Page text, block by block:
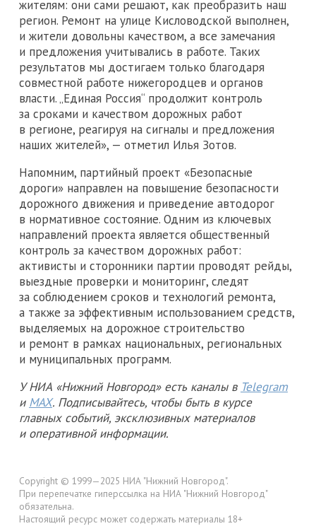
жителям: они сами решают, как преобразить наш
регион. Ремонт на улице Кисловодской выполнен,
и жители довольны качеством, а все замечания
и предложения учитывались в работе. Таких
результатов мы достигаем только благодаря
совместной работе нижегородцев и органов
власти. „Единая Россия“ продолжит контроль
за сроками и качеством дорожных работ
в регионе, реагируя на сигналы и предложения
наших жителей», — отметил Илья Зотов.
Напомним, партийный проект «Безопасные
дороги» направлен на повышение безопасности
дорожного движения и приведение автодорог
в нормативное состояние. Одним из ключевых
направлений проекта является общественный
контроль за качеством дорожных работ:
активисты и сторонники партии проводят рейды,
выездные проверки и мониторинг, следят
за соблюдением сроков и технологий ремонта,
а также за эффективным использованием средств,
выделяемых на дорожное строительство
и ремонт в рамках национальных, региональных
и муниципальных программ.
У НИА «Нижний Новгород» есть каналы в Telegram
и MAX. Подписывайтесь, чтобы быть в курсе
главных событий, эксклюзивных материалов
и оперативной информации.
Copyright © 1999—2025 НИА "Нижний Новгород".
При перепечатке гиперссылка на НИА "Нижний Новгород"
обязательна.
Настоящий ресурс может содержать материалы 18+